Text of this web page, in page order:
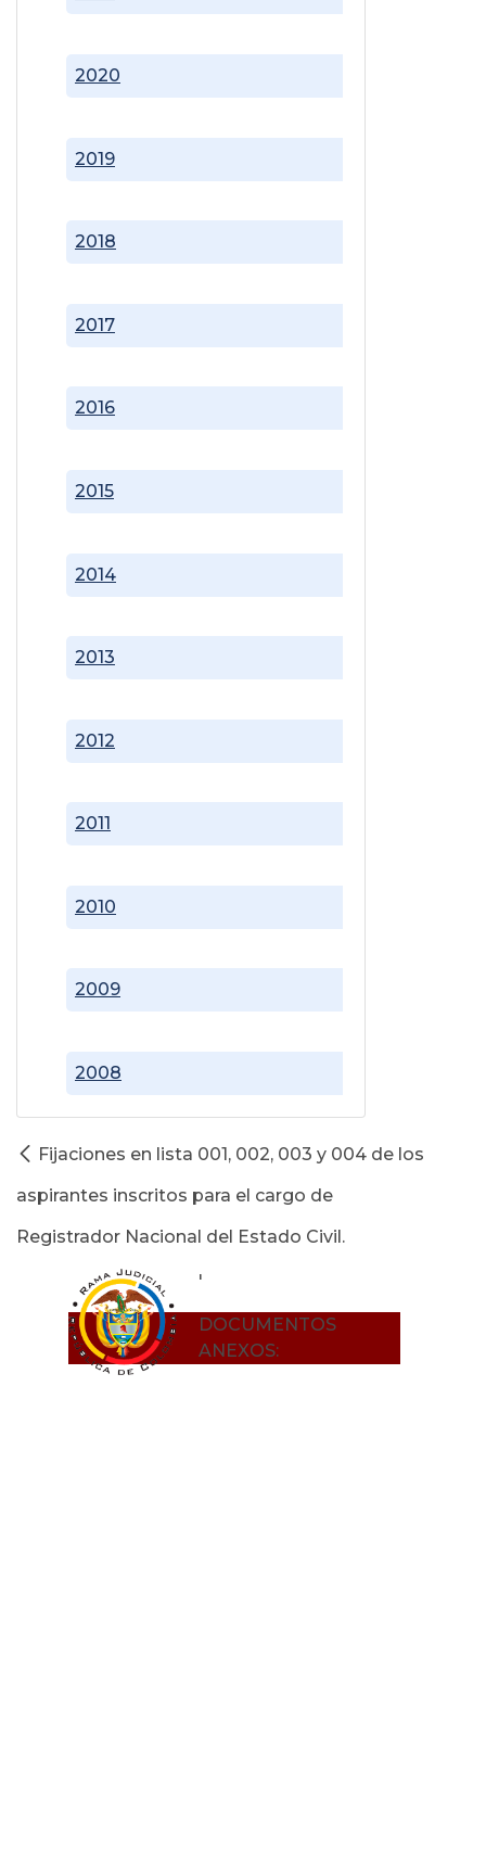
2008
2009
2010
2011
2012
2013
2014
2015
2016
2017
2018
2019
2020
Fijaciones en lista 001, 002, 003 y 004 de los
aspirantes inscritos para el cargo de
Registrador Nacional del Estado Civil.
'
DOCUMENTOS
ANEXOS: